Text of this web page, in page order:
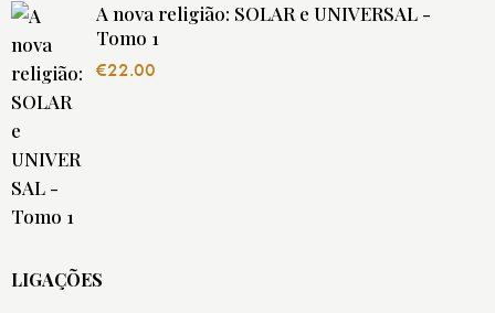
A nova religião: SOLAR e UNIVERSAL -
Tomo 1
€22.00
LIGAÇÕES